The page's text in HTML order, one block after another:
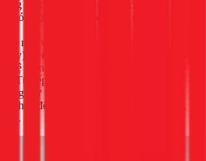
công suất lớn khác như lò nướng, bếp từ.
có, thợ sẽ cần đi thêm một đường dây
Cần một van cấp nước lạnh (hoặc nóng,
máy) và một điểm để kết nối ống thoát
hệ thống thoát của bồn rửa.
Tủ bếp làm từ gỗ công nghiệp MDF,
gỗ tự nhiên sẽ đòi hỏi kỹ thuật cắt và
nhau để đảm bảo không bị ngấm nước,
này.